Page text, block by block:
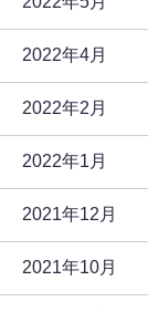
2022年4月
2022年2月
2022年1月
2021年12月
2021年10月